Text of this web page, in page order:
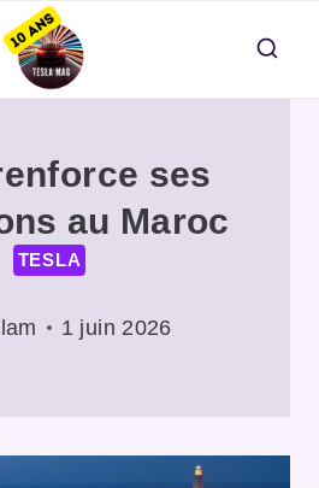
ses
au Maroc
TESLA
1 juin 2026